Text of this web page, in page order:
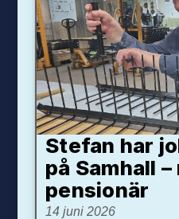
Stefan har
på Samhall
pensionär
14 juni 2026